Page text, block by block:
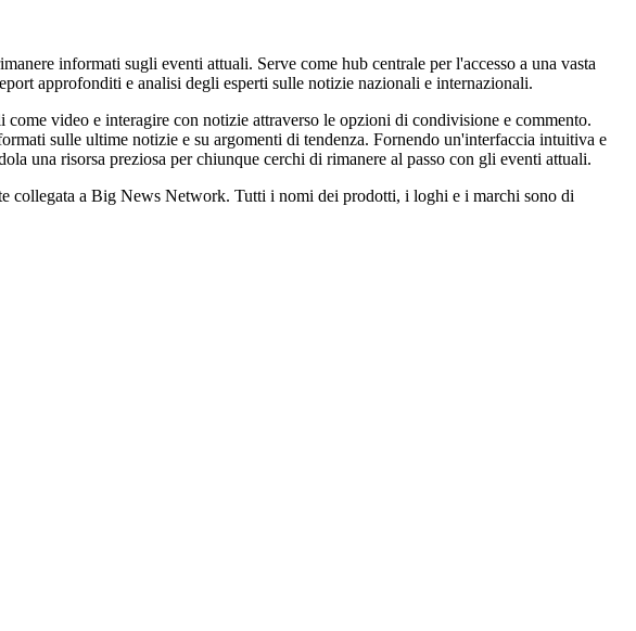
informati sugli eventi attuali. Serve come hub centrale per l'accesso a una vasta
approfonditi e analisi degli esperti sulle notizie nazionali e internazionali.
video e interagire con notizie attraverso le opzioni di condivisione e commento.
sulle ultime notizie e su argomenti di tendenza. Fornendo un'interfaccia intuitiva e
una risorsa preziosa per chiunque cerchi di rimanere al passo con gli eventi attuali.
collegata a Big News Network. Tutti i nomi dei prodotti, i loghi e i marchi sono di